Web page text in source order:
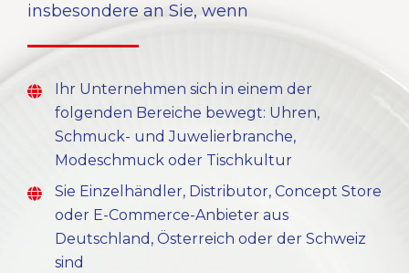
insbesondere an Sie, wenn
Ihr Unternehmen sich in einem der
folgenden Bereiche bewegt: Uhren,
Schmuck- und Juwelierbranche,
Modeschmuck oder Tischkultur
Sie Einzelhändler, Distributor, Concept Store
oder E-Commerce-Anbieter aus
Deutschland, Österreich oder der Schweiz
sind